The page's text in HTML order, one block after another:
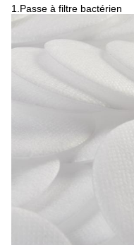
1.Passe à filtre bactérien